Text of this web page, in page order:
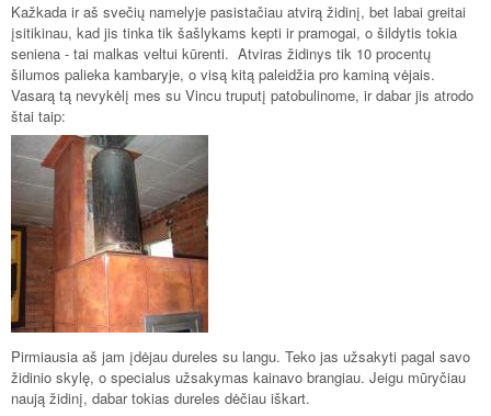
Kažkada ir aš svečių namelyje pasistačiau atvirą židinį, bet labai greitai
įsitikinau, kad jis tinka tik šašlykams kepti ir pramogai, o šildytis tokia
seniena - tai malkas veltui kūrenti. Atviras židinys tik 10 procentų
šilumos palieka kambaryje, o visą kitą paleidžia pro kaminą vėjais.
Vasarą tą nevykėlį mes su Vincu truputį patobulinome, ir dabar jis atrodo
štai taip:
Pirmiausia aš jam įdėjau dureles su langu. Teko jas užsakyti pagal savo
židinio skylę, o specialus užsakymas kainavo brangiau. Jeigu mūryčiau
naują židinį, dabar tokias dureles dėčiau iškart.